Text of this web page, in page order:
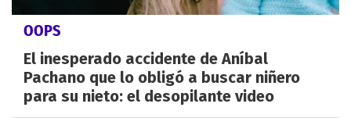
OOPS
El inesperado accidente de Aníbal
Pachano que lo obligó a buscar niñero
para su nieto: el desopilante video